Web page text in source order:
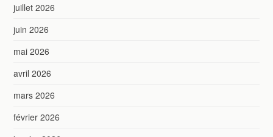
juillet 2026
juin 2026
mai 2026
avril 2026
mars 2026
février 2026